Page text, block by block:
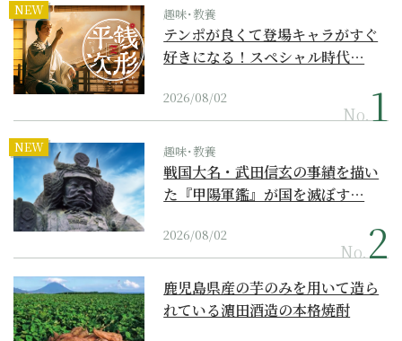
NEW 趣味･教養
テンポが良くて登場キャラがすぐ
好きになる！スペシャル時代…
2026/08/02
No.
NEW 趣味･教養
戦国大名・武田信玄の事績を描い
た『甲陽軍鑑』が国を滅ぼす…
2026/08/02
No.
鹿児島県産の芋のみを用いて造ら
れている濵田酒造の本格焼酎